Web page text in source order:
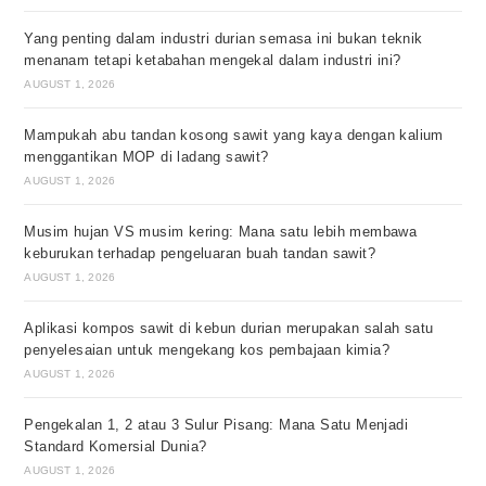
Yang penting dalam industri durian semasa ini bukan teknik
menanam tetapi ketabahan mengekal dalam industri ini?
AUGUST 1, 2026
Mampukah abu tandan kosong sawit yang kaya dengan kalium
menggantikan MOP di ladang sawit?
AUGUST 1, 2026
Musim hujan VS musim kering: Mana satu lebih membawa
keburukan terhadap pengeluaran buah tandan sawit?
AUGUST 1, 2026
Aplikasi kompos sawit di kebun durian merupakan salah satu
penyelesaian untuk mengekang kos pembajaan kimia?
AUGUST 1, 2026
Pengekalan 1, 2 atau 3 Sulur Pisang: Mana Satu Menjadi
Standard Komersial Dunia?
AUGUST 1, 2026